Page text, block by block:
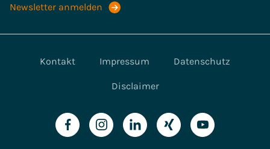
Newsletter anmelden
Kontakt Impressum Datenschutz
Disclaimer